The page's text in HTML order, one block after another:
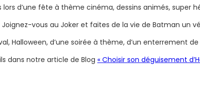
d’une fête à thème cinéma, dessins animés, super
vous au Joker et faites de la vie de Batman un
Halloween, d’une soirée à thème, d’un enterrement
dans notre article de Blog « Choisir son déguisement